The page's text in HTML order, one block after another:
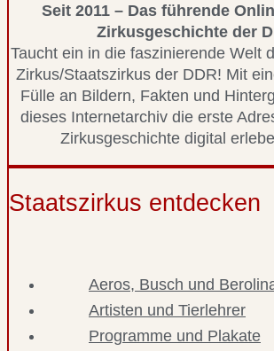
Seit 2011 – Das führende
Zirkusgeschichte der
Taucht ein in die faszinierende Welt
Zirkus/Staatszirkus der DDR! Mit
Fülle an Bildern, Fakten und
dieses Internetarchiv die erste
Zirkusgeschichte digital
Staatszirkus entdecken
Aeros, Busch und
Artisten und Tierlehrer
Programme und Plakate